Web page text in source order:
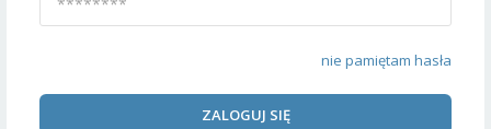
nie pamiętam hasła
ZALOGUJ SIĘ